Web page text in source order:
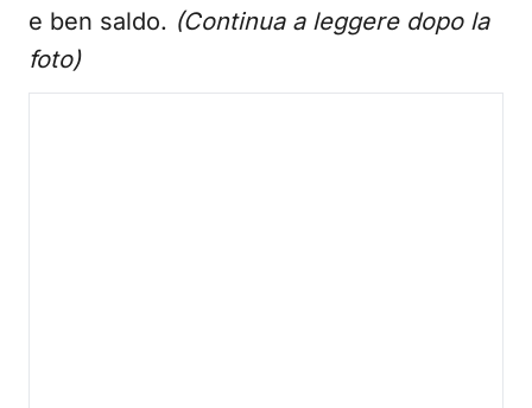
e ben saldo. (Continua a leggere dopo la
foto)